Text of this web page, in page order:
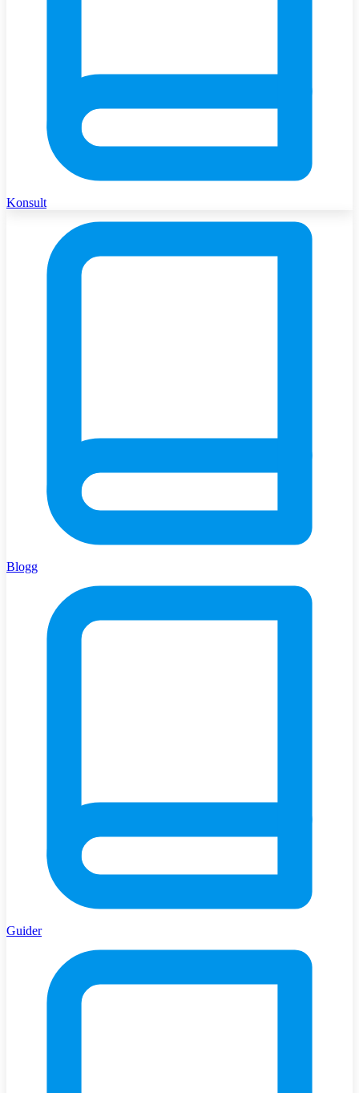
Konsult
Blogg
Guider